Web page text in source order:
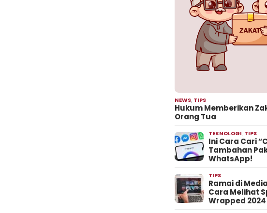
NEWS, TIPS
Hukum Memberikan
Orang Tua
TEKNOLOGI, TIPS
Ini Cara Cari
Tambahan
WhatsApp!
TIPS
Ramai di
Cara Melihat
Wrapped 2024